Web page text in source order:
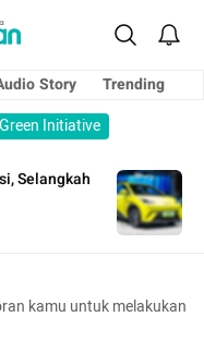
Story
Trending
Green Initiative
Selangkah
kamu untuk melakukan